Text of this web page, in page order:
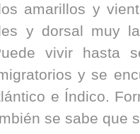
amarillos y
y dorsal muy
vivir hasta
y se
e Índico.
se sabe que